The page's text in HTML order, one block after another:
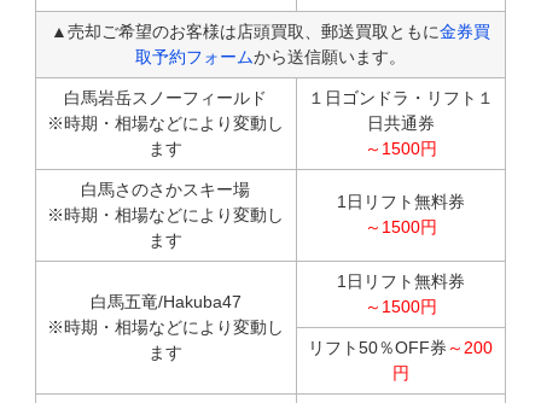
▲売却ご希望のお客様は店頭買取、郵送買取ともに金券買
取予約フォームから送信願います。
白馬岩岳スノーフィールド
※時期・相場などにより変動し
ます
１日ゴンドラ・リフト１
日共通券
～1500円
白馬さのさかスキー場
※時期・相場などにより変動し
ます
1日リフト無料券
～1500円
白馬五竜/Hakuba47
※時期・相場などにより変動し
ます
1日リフト無料券
～1500円
リフト50％OFF券 ～200
円